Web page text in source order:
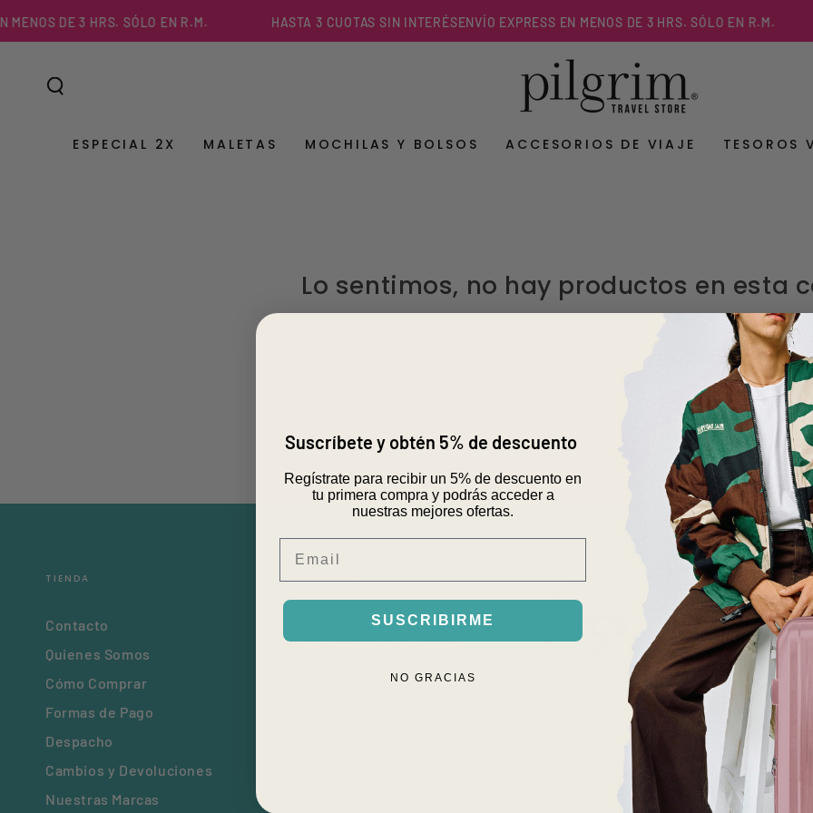
CONTENIDO
DE 3 HRS. SÓLO EN R.M. HASTA 3 CUOTAS SIN INTERÉSENVÍO EXPRESS EN MENOS DE 3 HRS. SÓLO EN R.M.
ESPECIAL 2X MALETAS MOCHILAS Y BOLSOS ACCESORIOS DE VIAJE TESOROS
Lo sentimos, no hay productos en esta
TIENDA
Contacto
Quienes Somos
Cómo Comprar
Formas de Pago
Despacho
Cambios y Devoluciones
Nuestras Marcas
CONTACTO
: +562 2975 6825
E-mail:viajando@pilgrim.cl
Suscríbete y obtén 5% de descuento
Regístrate para recibir un 5% de descuento en
tu primera compra y podrás acceder a
nuestras mejores ofertas.
SUSCRIBIRME
NO GRACIAS